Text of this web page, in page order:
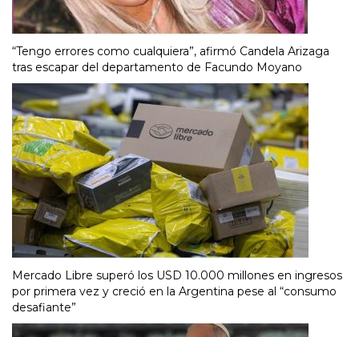
“Tengo errores como cualquiera”, afirmó Candela Arizaga
tras escapar del departamento de Facundo Moyano
Mercado Libre superó los USD 10.000 millones en ingresos
por primera vez y creció en la Argentina pese al “consumo
desafiante”